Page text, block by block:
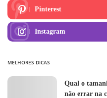
Pinterest
Instagram
MELHORES DICAS
Qual o
não errar na